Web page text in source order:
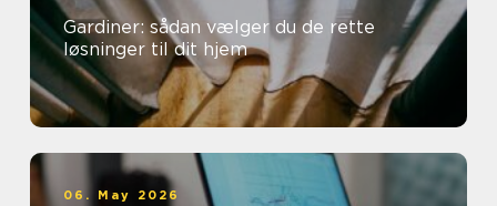
Gardiner: sådan vælger du de rette
løsninger til dit hjem
06. May 2026